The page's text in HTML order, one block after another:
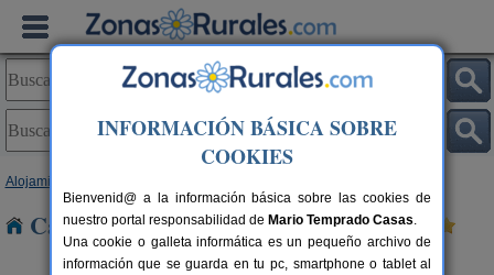
Alojamientos
Casas Rurales cerca de Sisquer
INFORMACIÓN BÁSICA SOBRE
COOKIES
Bienvenid@ a la información básica sobre las cookies de
nuestro portal responsabilidad de Mario Temprado Casas.
Una cookie o galleta informática es un pequeño archivo de
información que se guarda en tu pc, smartphone o tablet al